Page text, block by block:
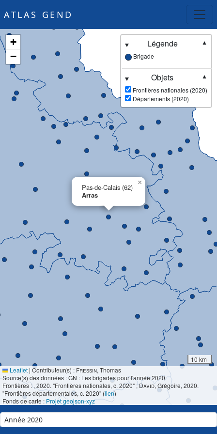
ATLAS GEND
Pas-de-Calais (62)
Arras
×
+
−
Légende
▼
Brigade
Objets
▼
Frontières nationales (2020)
Départements (2020)
10 km
Leaflet | Contributeur(s) : Fressin, Thomas
Source(s) des données : GN : Les brigades pour l'année 2020
Frontières :, 2020. "Frontières nationales, c. 2020" ;David, Grégoire, 2020.
"Frontières départementales, c. 2020" (lien)
Fonds de carte : Projet geojson-xyz